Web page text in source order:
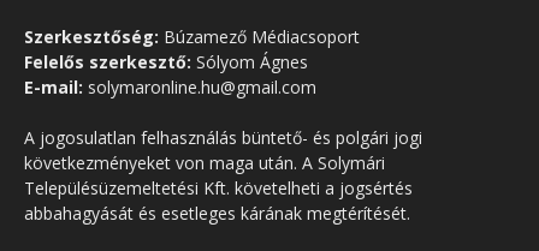
Szerkesztőség: Búzamező Médiacsoport
Felelős szerkesztő: Sólyom Ágnes
E-mail: solymaronline.hu@gmail.com
A jogosulatlan felhasználás büntető- és polgári jogi
következményeket von maga után. A Solymári
Településüzemeltetési Kft. követelheti a jogsértés
abbahagyását és esetleges kárának megtérítését.